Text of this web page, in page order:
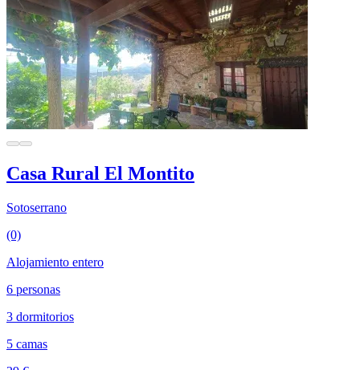
Casa Rural El Montito
Sotoserrano
(0)
Alojamiento entero
6 personas
3 dormitorios
5 camas